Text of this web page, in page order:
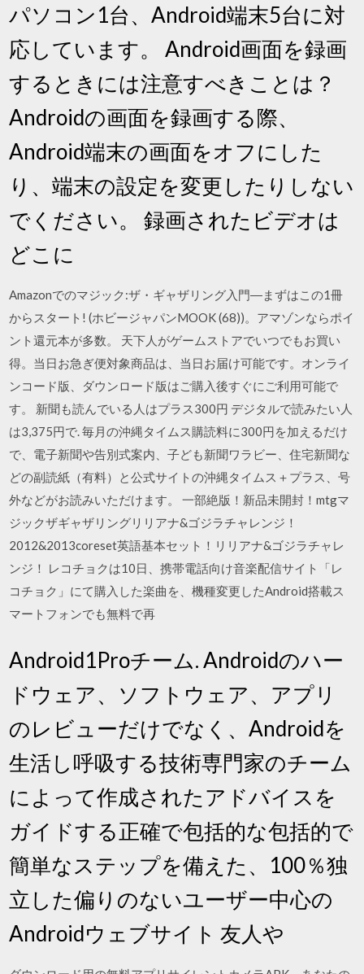
パソコン1台、Android端末5台に対
応しています。 Android画面を録画
するときには注意すべきことは？
Androidの画面を録画する際、
Android端末の画面をオフにした
り、端末の設定を変更したりしない
でください。 録画されたビデオは
どこに
Amazonでのマジック:ザ・ギャザリング入門―まずはこの1冊
からスタート! (ホビージャパンMOOK (68))。アマゾンならポイ
ント還元本が多数。 天下人がゲームストアでいつでもお買い
得。当日お急ぎ便対象商品は、当日お届け可能です。オンライ
ンコード版、ダウンロード版はご購入後すぐにご利用可能で
す。 新聞も読んでいる人はプラス300円 デジタルで読みたい人
は3,375円で. 毎月の沖縄タイムス購読料に300円を加えるだけ
で、電子新聞や告別式案内、子ども新聞ワラビー、住宅新聞な
どの副読紙（有料）と公式サイトの沖縄タイムス＋プラス、号
外などがお読みいただけます。 一部絶版！新品未開封！mtgマ
ジックザギャザリングリリアナ&ゴジラチャレンジ！
2012&2013coreset英語基本セット！リリアナ&ゴジラチャレ
ンジ！ レコチョクは10日、携帯電話向け音楽配信サイト「レ
コチョク」にて購入した楽曲を、機種変更したAndroid搭載ス
マートフォンでも無料で再
Android1Proチーム. Androidのハー
ドウェア、ソフトウェア、アプリ
のレビューだけでなく、Androidを
生活し呼吸する技術専門家のチーム
によって作成されたアドバイスを
ガイドする正確で包括的な包括的で
簡単なステップを備えた、100％独
立した偏りのないユーザー中心の
Androidウェブサイト 友人や